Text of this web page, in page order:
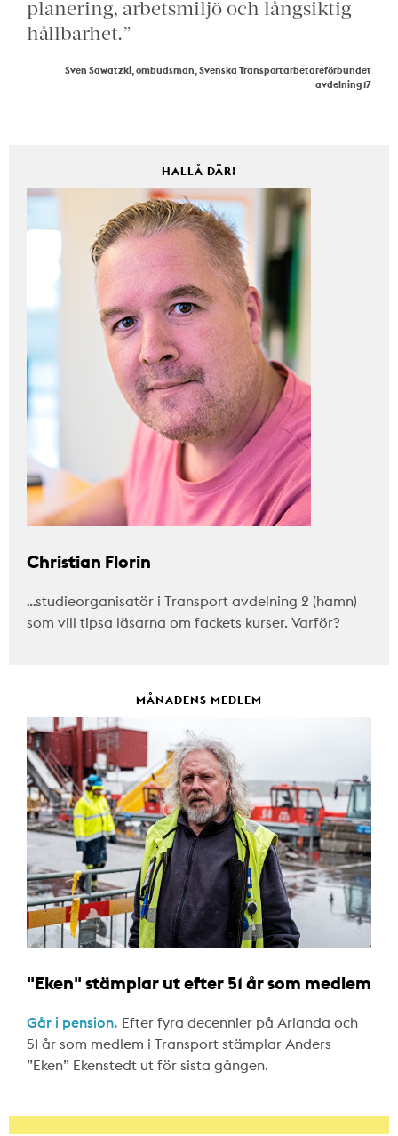
planering, arbetsmiljö och långsiktig
hållbarhet.”
Sven Sawatzki, ombudsman, Svenska Transportarbetareförbundet
avdelning 17
HALLÅ DÄR!
Christian Florin
…studieorganisatör i Transport avdelning 2 (hamn)
som vill tipsa läsarna om fackets kurser. Varför?
MÅNADENS MEDLEM
"Eken" stämplar ut efter 51 år som medlem
Går i pension. Efter fyra decennier på Arlanda och
51 år som medlem i Transport stämplar Anders
”Eken” Ekenstedt ut för sista gången.